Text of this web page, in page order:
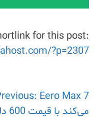
for this post:
?p=2307
راهبری
نوشته
می‌کند با قیمت 600 دلار